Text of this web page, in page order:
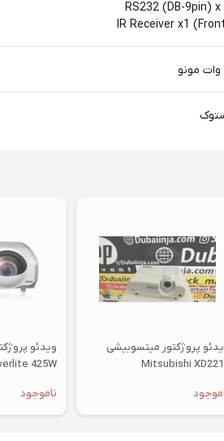
RS232 (DB-9pin) x
IR Receiver x1
پروژکتور میتسوبیشی
Mitsubishi
ناموجود